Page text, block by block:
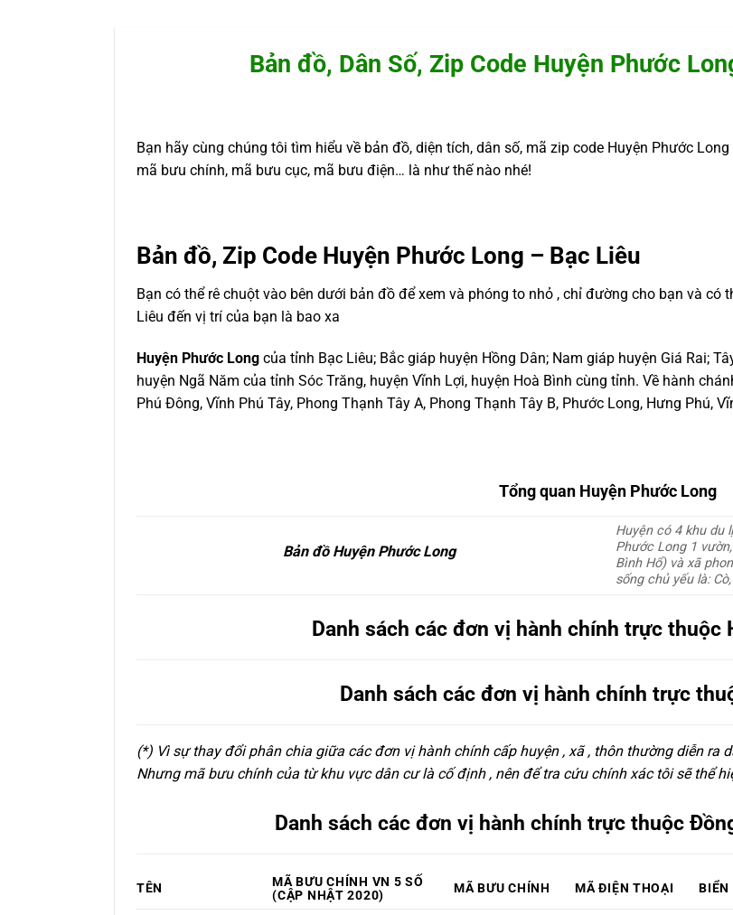
Bản đồ, Dân Số, Zip Code Huyện Phước
Bạn hãy cùng chúng tôi tìm hiểu về bản đồ, diện tích, dân số, mã zip code Huyện Phước
mã bưu chính, mã bưu cục, mã bưu điện… là như thế nào nhé!
Bản đồ, Zip Code Huyện Phước Long – Bạc Liêu
Bạn có thể rê chuột vào bên dưới bản đồ để xem và phóng to nhỏ , chỉ đường cho bạn và
Liêu đến vị trí của bạn là bao xa
Huyện Phước Long của tỉnh Bạc Liêu; Bắc giáp huyện Hồng Dân; Nam giáp huyện Giá Rai;
huyện Ngã Năm của tỉnh Sóc Trăng, huyện Vĩnh Lợi, huyện Hoà Bình cùng tỉnh. Về hành
Phú Đông, Vĩnh Phú Tây, Phong Thạnh Tây A, Phong Thạnh Tây B, Phước Long, Hưng Phú,
Tổng quan Huyện Phước Long
Bản đồ Huyện Phước Long
Huyện có 4 khu du
Phước Long 1
Bình Hổ) và xã
sống chủ yếu là:
Danh sách các đơn vị hành chính trực thuộc
Danh sách các đơn vị hành chính trực
(*) Vì sự thay đổi phân chia giữa các đơn vị hành chính cấp huyện , xã , thôn thường diễn ra
Nhưng mã bưu chính của từ khu vực dân cư là cố định , nên để tra cứu chính xác tôi sẽ thể
Danh sách các đơn vị hành chính trực thuộc
TÊN
MÃ BƯU CHÍNH VN 5 SỐ
(CẬP NHẬT 2020)
MÃ BƯU CHÍNH MÃ ĐIỆN THOẠI BIỂN